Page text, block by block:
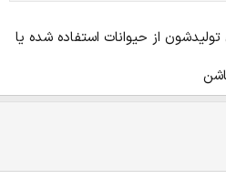
از حیوانات استفاده شده یا